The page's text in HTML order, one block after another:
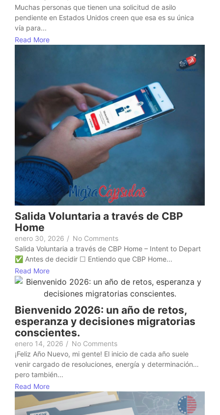
Muchas personas que tienen una solicitud de asilo
pendiente en Estados Unidos creen que esa es su única
vía para...
Read More
Salida Voluntaria a través de CBP
Home
enero 30, 2026 / No Comments
Salida Voluntaria a través de CBP Home – Intent to Depart
✅ Antes de decidir ☐ Entiendo que CBP Home...
Read More
Bienvenido 2026: un año de retos,
esperanza y decisiones migratorias
conscientes.
enero 14, 2026 / No Comments
¡Feliz Año Nuevo, mi gente! El inicio de cada año suele
venir cargado de resoluciones, energía y determinación…
pero también...
Read More